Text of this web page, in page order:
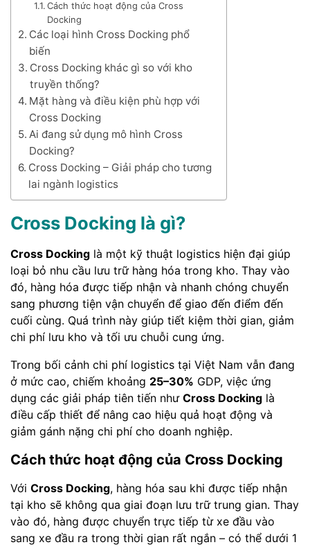
Cách thức hoạt động của Cross
Docking
Các loại hình Cross Docking phổ
biến
Cross Docking khác gì so với kho
truyền thống?
Mặt hàng và điều kiện phù hợp với
Cross Docking
Ai đang sử dụng mô hình Cross
Docking?
Cross Docking – Giải pháp cho tương
lai ngành logistics
Cross Docking là gì?
Cross Docking là một kỹ thuật logistics hiện đại giúp
loại bỏ nhu cầu lưu trữ hàng hóa trong kho. Thay vào
đó, hàng hóa được tiếp nhận và nhanh chóng chuyển
sang phương tiện vận chuyển để giao đến điểm đến
cuối cùng. Quá trình này giúp tiết kiệm thời gian, giảm
chi phí lưu kho và tối ưu chuỗi cung ứng.
Trong bối cảnh chi phí logistics tại Việt Nam vẫn đang
ở mức cao, chiếm khoảng 25–30% GDP, việc ứng
dụng các giải pháp tiên tiến như Cross Docking là
điều cấp thiết để nâng cao hiệu quả hoạt động và
giảm gánh nặng chi phí cho doanh nghiệp.
Cách thức hoạt động của Cross Docking
Với Cross Docking, hàng hóa sau khi được tiếp nhận
tại kho sẽ không qua giai đoạn lưu trữ trung gian. Thay
vào đó, hàng được chuyển trực tiếp từ xe đầu vào
sang xe đầu ra trong thời gian rất ngắn – có thể dưới 1